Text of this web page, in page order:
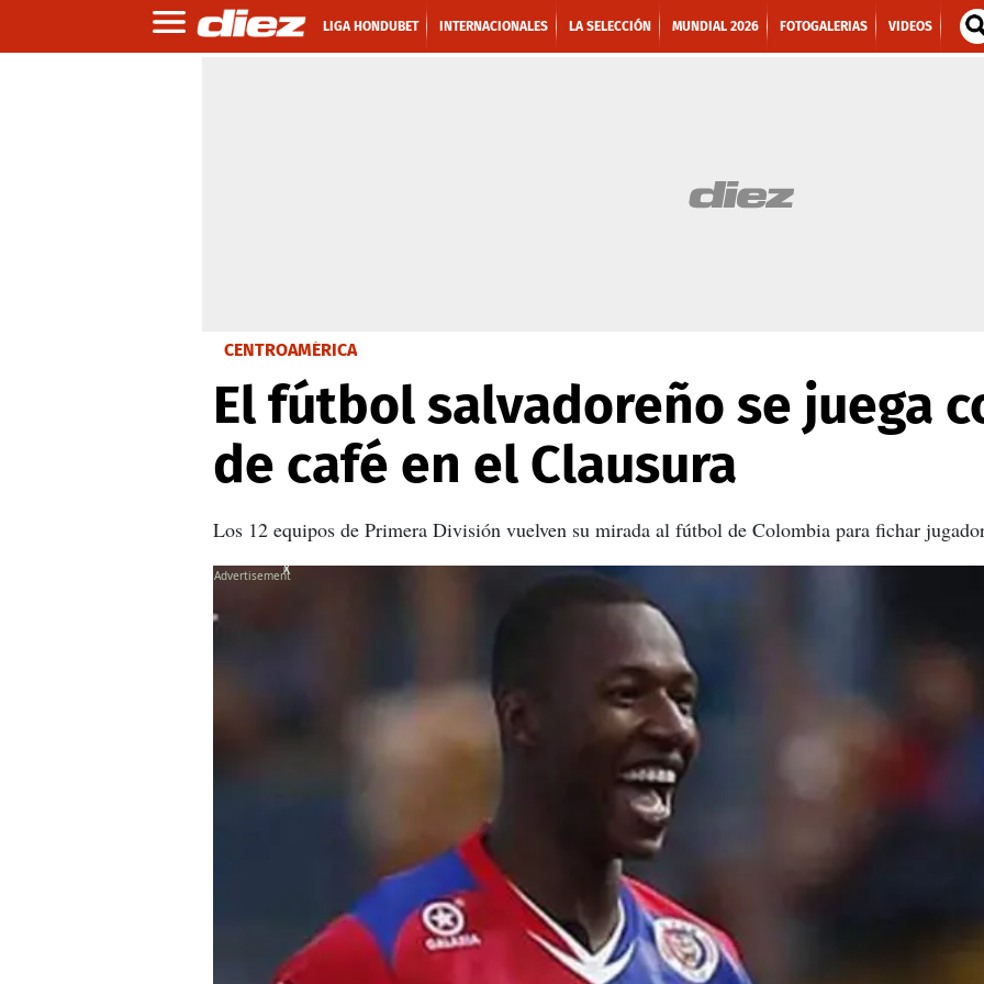
LIGA HONDUBET INTERNACIONALES LA SELECCIÓN MUNDIAL 2026 FOTOGALERIAS VIDEOS
CENTROAMÉRICA
El fútbol salvadoreño se juega
de café en el Clausura
Los 12 equipos de Primera División vuelven su mirada al fútbol de Colombia para fichar
X